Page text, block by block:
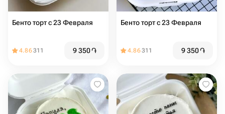
Бенто торт с 23 Февраля
4.86311 9 350֏
Бенто торт с 23 Февраля
4.86311 9 350֏